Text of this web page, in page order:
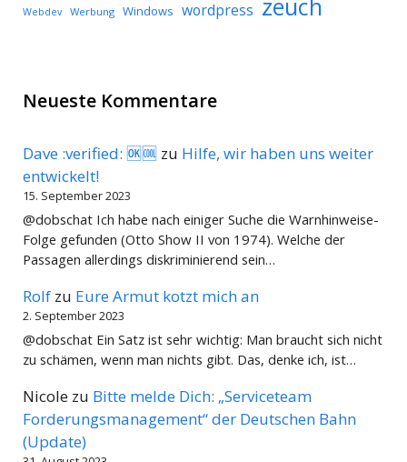
Webdev Werbung Windows wordpress
Neueste Kommentare
Dave :verified: 🆗🆒 zu Hilfe, wir haben uns weiter
entwickelt!
15. September 2023
@dobschat Ich habe nach einiger Suche die Warnhinweise-
Folge gefunden (Otto Show II von 1974). Welche der
Passagen allerdings diskriminierend sein…
Rolf zu Eure Armut kotzt mich an
2. September 2023
@dobschat Ein Satz ist sehr wichtig: Man braucht sich nicht
zu schämen, wenn man nichts gibt. Das, denke ich, ist…
Nicole zu Bitte melde Dich: „Serviceteam
Forderungsmanagement“ der Deutschen Bahn
(Update)